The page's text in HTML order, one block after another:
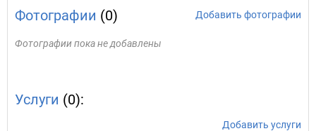
Фотографии (0) Добавить фотографии
Фотографии пока не добавлены
Услуги (0):
Добавить услуги